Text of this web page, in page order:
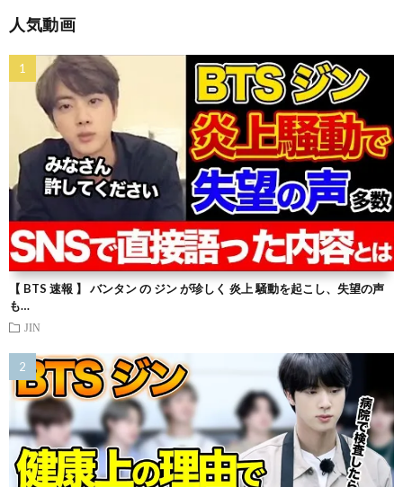
人気動画
【 BTS 速報 】 バンタン の ジン が珍しく 炎上 騒動を起こし、失望の声
も…
JIN